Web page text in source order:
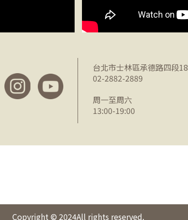
台北市士林區承德路四段
02-2882-2889
周一至周六
13:00-19:00
Copyright © 2024All rights reserved.